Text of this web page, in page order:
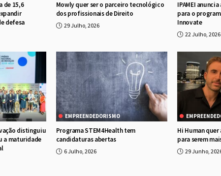
de 15,6
defesa
Mowly quer ser o parceiro tecnológico
dos profissionais de Direito
29 Julho, 2026
IPAMEI
para o
Innovate
22 Julho, 2026
distinguiu
a maturidade
EMPREENDEDORISMO
Programa STEM4Health tem
candidaturas abertas
6 Julho, 2026
Hi Human quer
para serem
29 Junho,